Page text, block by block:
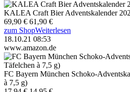
KALEA Craft Bier Adventskalender
69,90 € 61,90 €
zum ShopWeiterlesen
18.10.21 08:53
www.amazon.de
FC Bayern München Schoko-
à 7,5 g)